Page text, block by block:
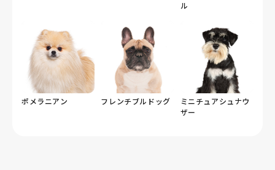
ル
ポメラニアン フレンチブルドッグ
ミニチュアシュナウ
ザー